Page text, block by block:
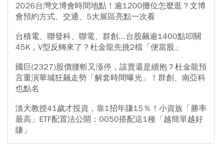
2026台灣文博會時間地點！逾1200攤位怎麼逛？文博
會預約方式、交通、5大展區亮點一次看
台積電、聯發科、聯電、群創...台股飆逾1400點叩關
45K，V型反轉來了？杜金龍先挑2檔「便當股」
國巨(2327)股價腰斬又漲停，該賣還是續抱？杜金龍預
言重演華城狂飆走勢「解套時間曝光」！群創、南亞科
也點名
淡大教授41歲才投資，靠1招年賺15％！小資族「勝率
最高」ETF配置法公開：0050搭配這1種「越簡單越好
賺」